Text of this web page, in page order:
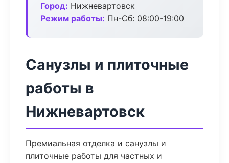
Город: Нижневартовск
Режим работы: Пн-Сб: 08:00-19:00
Санузлы и плиточные
работы в
Нижневартовск
Премиальная отделка и санузлы и
плиточные работы для частных и